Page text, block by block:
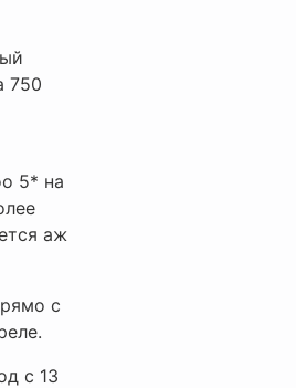
750
5* на
аж
с
с 13